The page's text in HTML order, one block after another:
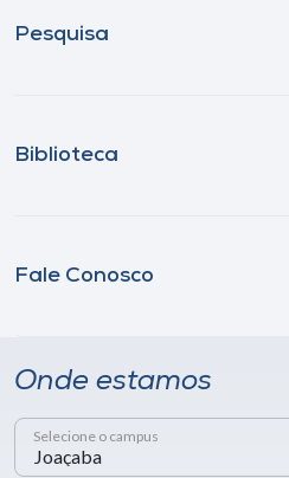
Pesquisa
Biblioteca
Fale Conosco
Onde estamos
Selecione o campus